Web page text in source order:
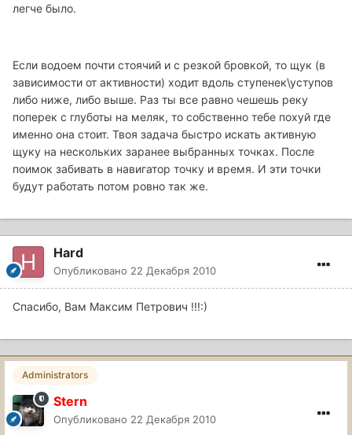
легче было.
Если водоем почти стоячий и с резкой бровкой, то щук (в
зависимости от активности) ходит вдоль ступенек\уступов
либо ниже, либо выше. Раз ты все равно чешешь реку
поперек с глуботы на меляк, то собственно тебе похуй где
именно она стоит. Твоя задача быстро искать активную
щуку на нескольких заранее выбранных точках. После
поимок забивать в навигатор точку и время. И эти точки
будут работать потом ровно так же.
Hard
Опубликовано 22 Декабря 2010
Спасибо, Вам Максим Петрович !!!:)
Administrators
Stern
Опубликовано 22 Декабря 2010